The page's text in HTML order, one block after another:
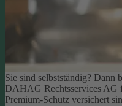
Sie sind selbstständig?
DAHAG Rechtsservices AG
Premium-Schutz versichert